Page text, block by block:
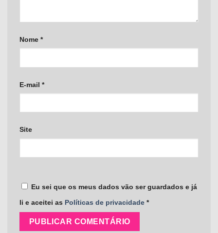
Nome *
E-mail *
Site
Eu sei que os meus dados vão ser guardados e já
li e aceitei as Políticas de privacidade *